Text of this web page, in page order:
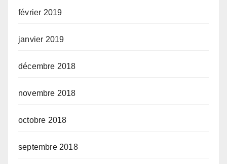
février 2019
janvier 2019
décembre 2018
novembre 2018
octobre 2018
septembre 2018